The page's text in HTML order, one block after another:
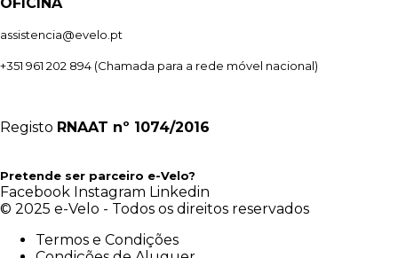
assistencia@evelo.pt
+351 961 202 894 (Chamada para a rede móvel nacional)
Registo RNAAT nº 1074/2016
Pretende ser parceiro e-Velo?
Facebook Instagram Linkedin
© 2025 e-Velo - Todos os direitos reservados
Termos e Condições